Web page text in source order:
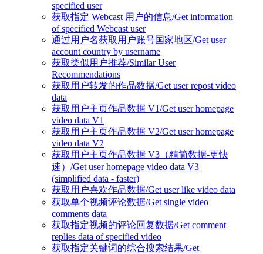
specified user
获取指定 Webcast 用户的信息/Get information
of specified Webcast user
通过用户名获取用户账号国家地区/Get user
account country by username
获取类似用户推荐/Similar User
Recommendations
获取用户转发的作品数据/Get user repost video
data
获取用户主页作品数据 V1/Get user homepage
video data V1
获取用户主页作品数据 V2/Get user homepage
video data V2
获取用户主页作品数据 V3（精简数据-更快
速）/Get user homepage video data V3
(simplified data - faster)
获取用户喜欢作品数据/Get user like video data
获取单个视频评论数据/Get single video
comments data
获取指定视频的评论回复数据/Get comment
replies data of specified video
获取指定关键词的综合搜索结果/Get